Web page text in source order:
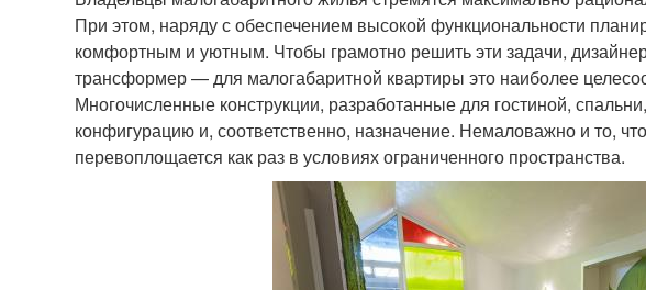
При этом, наряду с обеспечением высокой функциональности
комфортным и уютным. Чтобы грамотно решить эти задачи,
трансформер — для малогабаритной квартиры это наиболее
Многочисленные конструкции, разработанные для гостиной,
конфигурацию и, соответственно, назначение. Немаловажно и то,
перевоплощается как раз в условиях ограниченного пространства.